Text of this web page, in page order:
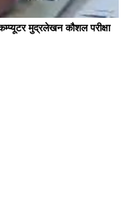
मुद्रलेखन कौशल परीक्षा